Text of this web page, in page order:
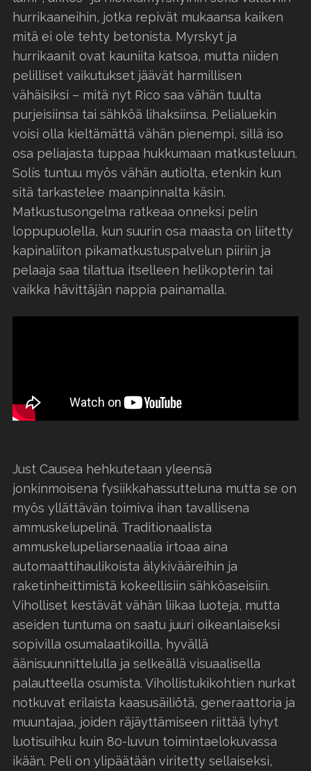
hurrikaaneihin, jotka repivät mukaansa kaiken
mitä ei ole tehty betonista. Myrskyt ja
hurrikaanit ovat kauniita katsoa, mutta niiden
pelilliset vaikutukset jäävät harmillisen
vähäisiksi – mitä nyt Rico saa vähän tuulta
purjeisiinsa tai sähköä lihaksiinsa. Pelialuekin
voisi olla kieltämättä vähän pienempi, sillä iso
osa peliajasta tuppaa hukkumaan matkusteluun.
Solís tuntuu myös vähän autiolta, etenkin kun
sitä tarkastelee maanpinnalta käsin.
Matkustusongelma ratkeaa onneksi pelin
loppupuolella, kun suurin osa maasta on liitetty
kapinaliiton pikamatkustuspalvelun piiriin ja
pelaaja saa tilattua itselleen helikopterin tai
vaikka hävittäjän nappia painamalla.
Just Causea hehkutetaan yleensä
jonkinmoisena fysiikkahassutteluna mutta se on
myös yllättävän toimiva ihan tavallisena
ammuskelupelinä. Traditionaalista
ammuskelupeliarsenaalia irtoaa aina
automaattihaulikoista älykivääreihin ja
raketinheittimistä kokeellisiin sähköaseisiin.
Viholliset kestävät vähän liikaa luoteja, mutta
aseiden tuntuma on saatu juuri oikeanlaiseksi
sopivilla osumalaatikoilla, hyvällä
äänisuunnittelulla ja selkeällä visuaalisella
palautteella osumista. Vihollistukikohtien nurkat
notkuvat erilaista kaasusäiliötä, generaattoria ja
muuntajaa, joiden räjäyttämiseen riittää lyhyt
luotisuihku kuin 80-luvun toimintaelokuvassa
ikään. Peli on ylipäätään viritetty sellaiseksi,